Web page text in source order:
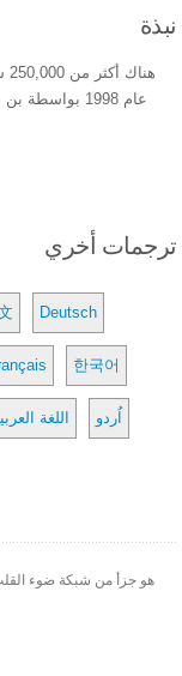
نبذة
عام 1998 بواسطة بن ستيد و أصبح جزأ من شبكة Heartlight فى عام 2000
ترجمات أخري
Deutsch
한국어
اللغة اُردو
هو جزأ من شبكة ضوء